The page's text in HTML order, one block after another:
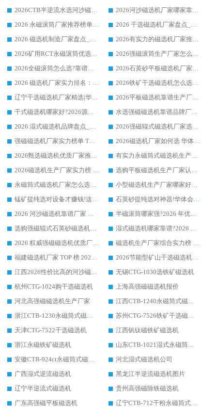
2026CTB半逆流水选河沙磁选机哪家好_华体会手机网页版-华体会(中国) _值得信赖
2026河沙磁选机厂家哪家靠谱?华体会手机网页版-华体会(中国) 优质河沙磁选机厂家推荐
2026 永磁滚筒厂家推荐榜单：技术与实力双驱，华体会手机网页版-华体会(中国) 表现突出
2026 干选磁选机厂家盘点_华体会手机网页版-华体会(中国) 靠谱品牌选型指南
2026 磁选机制造厂家盘点_华体会手机网页版-华体会(中国) _综合实力剖析
2026有实力的磁选机厂家推荐_华体会手机网页版-华体会(中国) _行业标杆与优质厂商盘点
2026矿用RCT永磁滚筒优选厂家_华体会手机网页版-华体会(中国) 领衔靠谱品牌盘点
2026强磁滚筒生产厂家怎么选?行业口碑推荐华体会手机网页版-华体会(中国)
2026全磁滚筒怎么选?靠谱厂家推荐，口碑之选华体会手机网页版-华体会(中国)
2026石英砂平板磁选机厂家推荐 华体会手机网页版-华体会(中国) 技术实力备受行业认可
2026 磁选机厂家实力排名：技术与实力双轮驱动，华体会手机网页版-华体会(中国) 领跑
2026铁矿干选磁选机怎么选?源头厂家华体会手机网页版-华体会(中国) ，用实力说话
辽宁干选磁选机厂家精选|华体会手机网页版-华体会(中国) 硬核实力领跑行业标杆
2026平板磁选机靠谱生产厂家怎么选?行业标杆华体会手机网页版-华体会(中国) ，凭硬实力脱颖而出
干式磁选机哪家好?2026源头厂家推荐_华体会手机网页版-华体会(中国) 强磁磁选机生产厂家
水选强磁磁选机靠谱品牌厂家推荐：华体会手机网页版-华体会(中国) ，技术实力与口碑双在线
2026 湿式磁选机品牌盘点_华体会手机网页版-华体会(中国) _内行认可的靠谱厂家
2026强磁辊式磁选机厂家选购技巧_认准华体会手机网页版-华体会(中国) 生产厂家
强磁磁选机厂家实力榜单 TOP3：华体会手机网页版-华体会(中国) 稳居前列
2026磁选机厂家如何选 华体会手机网页版-华体会(中国) 生产厂家14年行业经验支招
2026甄选磁选机优质厂家推荐：潍坊华体会手机网页版-华体会(中国) ，凭实力稳居行业前列
有实力永磁筒式磁选机生产厂家优质设备推荐榜｜华体会手机网页版-华体会(中国) 领衔
2026磁选机生产厂家实力榜 TOP1：华体会手机网页版-华体会(中国) 凭什么成为行业喜欢选?
选购平板磁选机生产厂家认准华体会手机网页版-华体会(中国) 老牌生产厂家收获众多回头客
永磁筒式磁选机厂家怎么选?14 年老厂华体会手机网页版-华体会(中国) 凭实力出圈，这 5 大优势太圈粉
小型磁选机生产厂家哪家好?2026 年实测推荐，华体会手机网页版-华体会(中国) 十年口碑厂值得闭眼入
锰矿提纯选对设备才赚钱!这家临朐厂家的强磁辊磁选机凭啥成行业标杆?
石英砂提纯选对神器!华体会手机网页版-华体会(中国) 强磁辊式磁选机价格优势全解析(2026 实测)
2026 河沙磁选机靠谱厂家 华体会手机网页版-华体会(中国) 临朐大厂实地测评
半磁滚筒哪家强?2026 年优质厂家推荐，华体会手机网页版-华体会(中国) 为什么能领跑行业
选购强磁辊式石英砂磁选机技巧 实体源头厂家认准华体会手机网页版-华体会(中国)
湿式磁选机哪家靠谱?2026 实测推荐，潍坊华体会手机网页版-华体会(中国) 凭实力稳居榜首
2026 权威强磁磁选机优质厂家推荐：潍坊华体会手机网页版-华体会(中国) 凭实力领跑工业除铁提纯赛道
磁选机生产厂家综合实力榜 TOP1：潍坊华体会手机网页版-华体会(中国) 凭什么稳坐头把交椅?
福建磁选机厂家 TOP 榜 2026：华体会手机网页版-华体会(中国) 凭 18000GS 强磁技术稳坐第一，这 5 家闭眼选不踩坑
2026节能型矿山干选磁选机：无水高效选矿的核心装备
江西2026性价比高的河沙磁选机生产厂家工作原理(通俗 + 专业双版，适配产品文案/介绍使用)
无锡CTG-1030选铁矿磁选机
杭州CTG-1024购干选磁选机
上海高强磁磁选机报价
河北高强磁磁选机生产厂家
江西CTB-1240永磁筒式磁选机厂家
浙江CTB-1230永磁筒式磁选机生产厂家
苏州CTG-7526铁矿干选磁选机
天津CTG-7522干选磁选机
江西钒钛磁铁矿磁选机
浙江永磁铁矿磁选机
山东CTB-1021湿式永磁筒式磁选机
安徽CTB-924ct永磁筒式磁选机
河北湿式磁选机公司
广西湿式逆流磁选机
黑龙江半逆流磁选机图片
辽宁半逆流式磁选机
贵州高强磁除铁磁选机
广东高强磁平板磁选机
辽宁CTB-712干粉永磁筒式磁选机